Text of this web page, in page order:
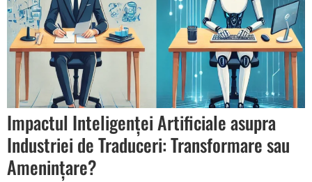
Impactul Inteligenței Artificiale asupra
Industriei de Traduceri: Transformare sau
Amenințare?